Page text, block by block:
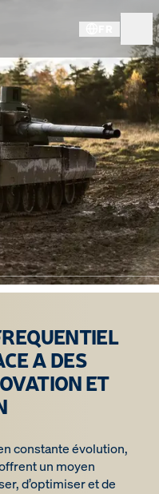
A DES
ET
constante évolution,
un moyen
d’optimiser et de